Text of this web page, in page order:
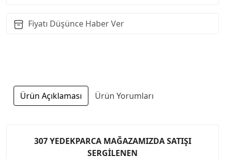
Fiyatı Düşünce Haber Ver
Ürün Açıklaması Ürün Yorumları
307 YEDEKPARCA MAĞAZAMIZDA SATIŞI
SERGİLENEN